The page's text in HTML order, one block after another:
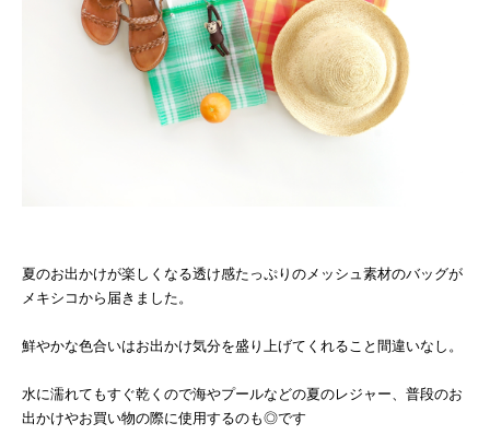
夏のお出かけが楽しくなる透け感たっぷりのメッシュ素材のバッグが
メキシコから届きました。
鮮やかな色合いはお出かけ気分を盛り上げてくれること間違いなし。
水に濡れてもすぐ乾くので海やプールなどの夏のレジャー、普段のお
出かけやお買い物の際に使用するのも◎です